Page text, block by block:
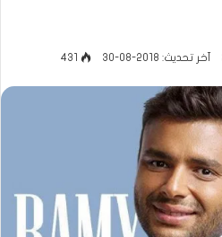
آخر تحديث: 2018-08-30 431